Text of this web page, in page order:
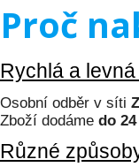
Proč
Rychlá a
Osobní odběr v síti
Zboží dodáme do
Různé